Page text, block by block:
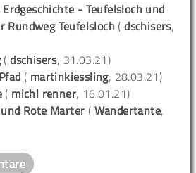
- Teufelsloch und
Rundweg Teufelsloch (dschisers,
(dschisers, 31.03.21)
( martinkiessling, 28.03.21)
( michl renner, 16.01.21)
Rote Marter ( Wandertante,